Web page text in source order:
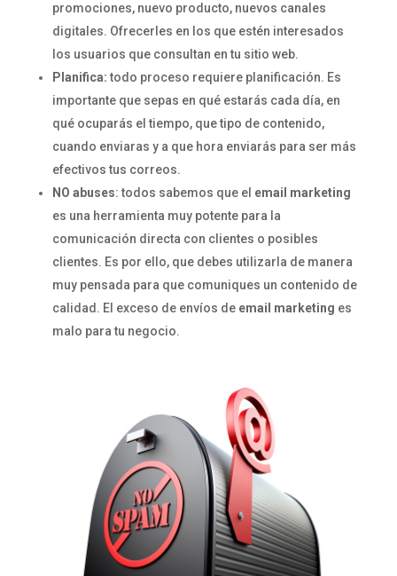
promociones, nuevo producto, nuevos canales
digitales. Ofrecerles en los que estén interesados
los usuarios que consultan en tu sitio web.
Planifica:todo proceso requiere planificación. Es
importante que sepas en qué estarás cada día, en
qué ocuparás el tiempo, que tipo de contenido,
cuando enviaras y a que hora enviarás para ser más
efectivos tus correos.
NO abuses: todos sabemos que el email marketing
es una herramienta muy potente para la
comunicación directa con clientes o posibles
clientes. Es por ello, que debes utilizarla de manera
muy pensada para que comuniques un contenido de
calidad. El exceso de envíos de email marketing es
malo para tu negocio.